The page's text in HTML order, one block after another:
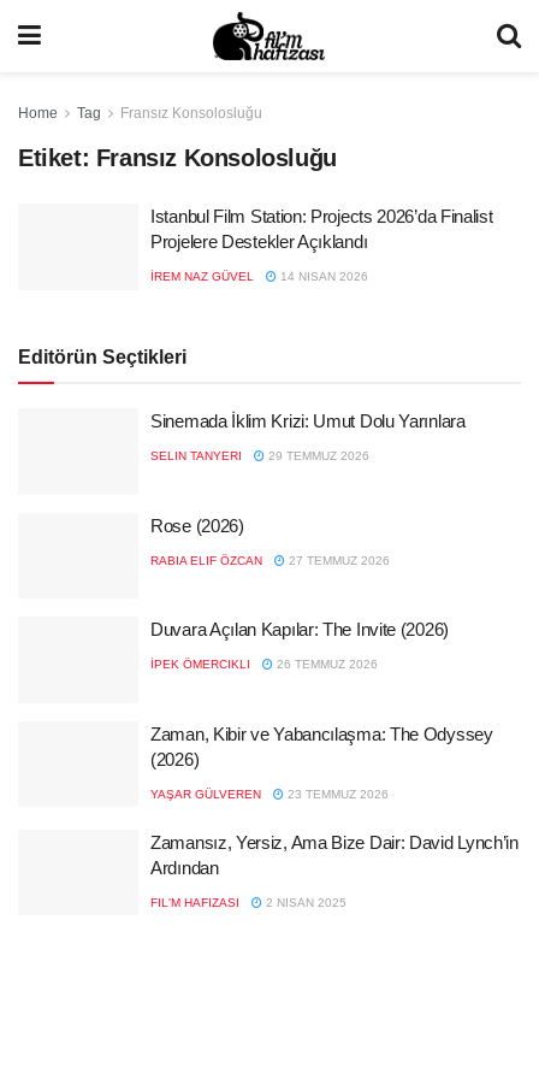
Home Tag Fransız Konsolosluğu
Etiket: Fransız Konsolosluğu
Istanbul Film Station: Projects 2026’da Finalist
Projelere Destekler Açıklandı
İREM NAZ GÜVEL 14 NISAN 2026
Editörün Seçtikleri
Sinemada İklim Krizi: Umut Dolu Yarınlara
SELIN TANYERI 29 TEMMUZ 2026
Rose (2026)
RABIA ELIF ÖZCAN 27 TEMMUZ 2026
Duvara Açılan Kapılar: The Invite (2026)
İPEK ÖMERCIKLI 26 TEMMUZ 2026
Zaman, Kibir ve Yabancılaşma: The Odyssey
(2026)
YAŞAR GÜLVEREN 23 TEMMUZ 2026
Zamansız, Yersiz, Ama Bize Dair: David Lynch’in
Ardından
FIL'M HAFIZASI 2 NISAN 2025